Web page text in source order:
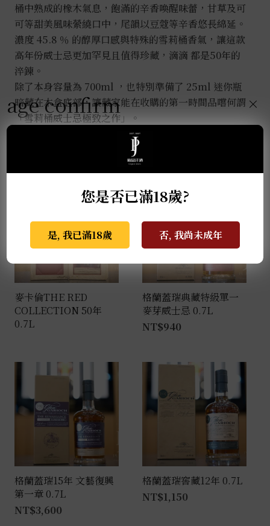
桶中熟成的橡木氣息，飽滿的辛香喚醒味蕾，甘草及可
可等甜美風味縈繞口中，尾韻以豆蔻等辛香悠長綿延。
濃度 45.8 ％ 的醇厚口感與特殊的雪莉桶香氣，讓這款
高年份威士忌更加罕見且值得珍藏，滴滴 都是50年的
淬鍊。
除了本身容量為 700ml ，也特別準備了 25ml 迷你瓶
暗藏在木盒底部，讓藏家能在收購的第一時間品嚐何謂
「雪莉桶威士忌極致之作」。
麥卡倫THE RED
COLLECTION 50年
0.7L
格蘭蓋瑞典藏特級單一
麥芽威士忌 0.7L
NT$940
格蘭蓋瑞15年 文藝復興
第一章 0.7L
NT$3,600
格蘭蓋瑞窖藏12年 0.7L
NT$1,150
age confirm
您是否已滿18歲?
是, 我已滿18歲 否, 我尚未成年
×